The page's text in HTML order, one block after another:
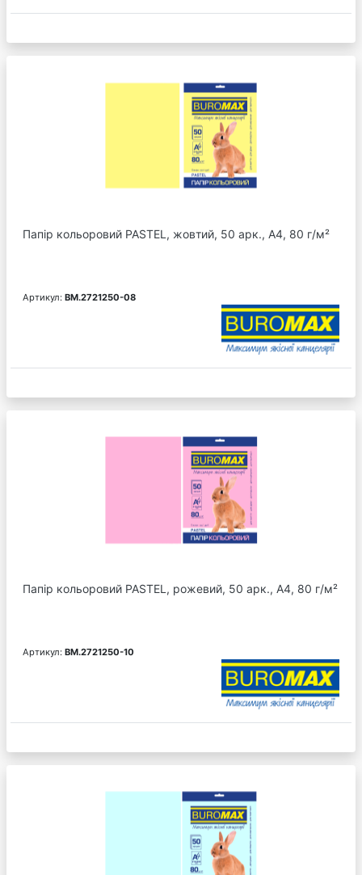
Папір кольоровий PASTEL, жовтий, 50 арк., А4, 80 г/м²
Артикул: BM.2721250-08
Папір кольоровий PASTEL, рожевий, 50 арк., А4, 80 г/м²
Артикул: BM.2721250-10